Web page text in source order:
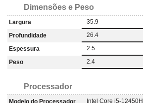
Dimensões e Peso
Largura
35.9
Profundidade
26.4
Espessura
2.5
Peso
2.4
Processador
Modelo do Processador
Intel Core i5-12450H